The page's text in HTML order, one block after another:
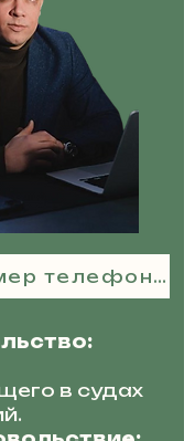
Показать номер телефона
в судах